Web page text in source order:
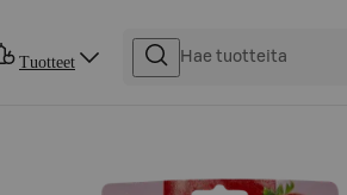
Tuotteet